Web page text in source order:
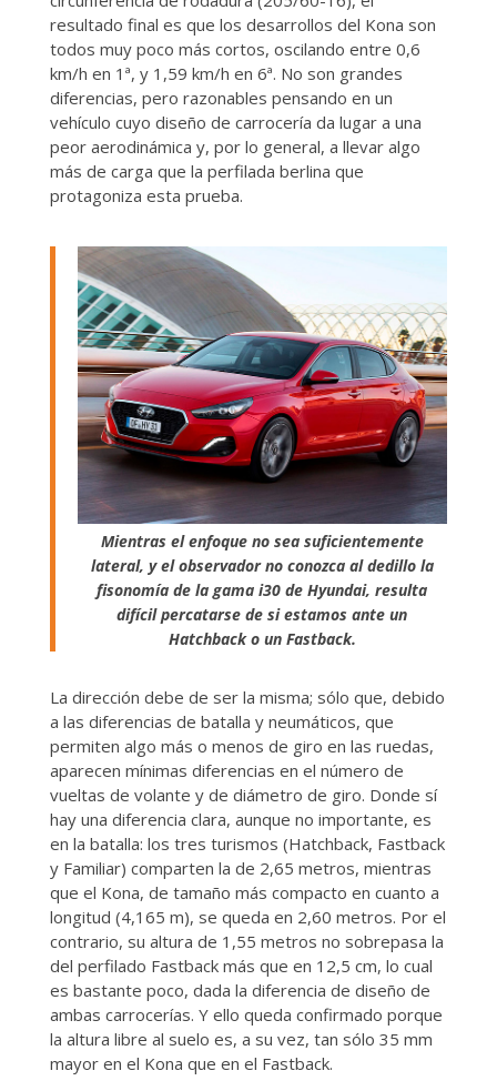
resultado final es que los desarrollos del Kona son
todos muy poco más cortos, oscilando entre 0,6
km/h en 1ª, y 1,59 km/h en 6ª. No son grandes
diferencias, pero razonables pensando en un
vehículo cuyo diseño de carrocería da lugar a una
peor aerodinámica y, por lo general, a llevar algo
más de carga que la perfilada berlina que
protagoniza esta prueba.
Mientras el enfoque no sea suficientemente
lateral, y el observador no conozca al dedillo la
fisonomía de la gama i30 de Hyundai, resulta
difícil percatarse de si estamos ante un
Hatchback o un Fastback.
La dirección debe de ser la misma; sólo que, debido
a las diferencias de batalla y neumáticos, que
permiten algo más o menos de giro en las ruedas,
aparecen mínimas diferencias en el número de
vueltas de volante y de diámetro de giro. Donde sí
hay una diferencia clara, aunque no importante, es
en la batalla: los tres turismos (Hatchback, Fastback
y Familiar) comparten la de 2,65 metros, mientras
que el Kona, de tamaño más compacto en cuanto a
longitud (4,165 m), se queda en 2,60 metros. Por el
contrario, su altura de 1,55 metros no sobrepasa la
del perfilado Fastback más que en 12,5 cm, lo cual
es bastante poco, dada la diferencia de diseño de
ambas carrocerías. Y ello queda confirmado porque
la altura libre al suelo es, a su vez, tan sólo 35 mm
mayor en el Kona que en el Fastback.